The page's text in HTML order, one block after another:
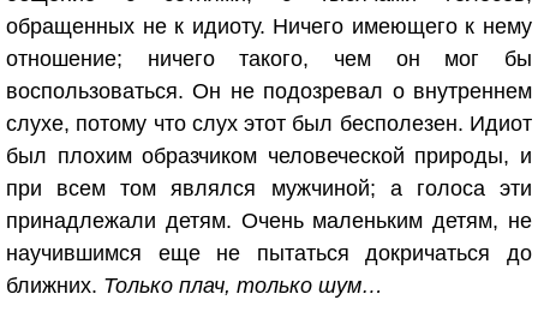
обращенных не к идиоту. Ничего имеющего к нему
отношение; ничего такого, чем он мог бы
воспользоваться. Он не подозревал о внутреннем
слухе, потому что слух этот был бесполезен. Идиот
был плохим образчиком человеческой природы, и
при всем том являлся мужчиной; a голоса эти
принадлежали детям. Очень маленьким детям, не
научившимся еще не пытаться докричаться до
ближних. Только плач, только шум…